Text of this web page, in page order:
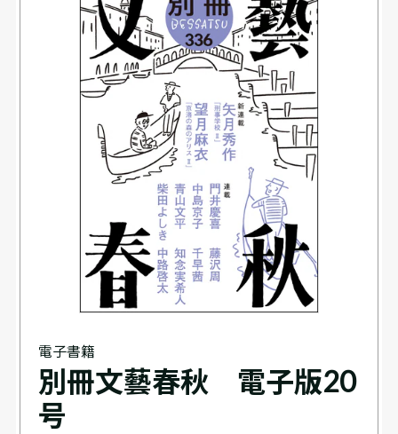
電子書籍
別冊文藝春秋 電子版20
号